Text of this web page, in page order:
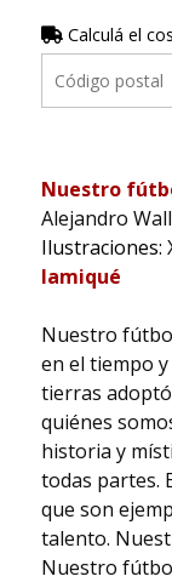
Calculá el
Nuestro
Alejandro Wall
Ilustraciones:
Iamiqué
Nuestro
en el tiempo
tierras
quiénes
historia y
todas partes.
que son
talento.
Nuestro